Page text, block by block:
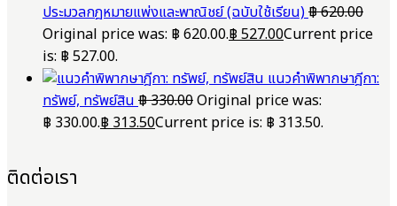
ประมวลกฎหมายแพ่งและพาณิชย์ (ฉบับใช้เรียน)฿620.00
Original price was: ฿ 620.00.฿ 527.00Current price
is: ฿ 527.00.
แนวคำพิพากษาฎีกา:
ทรัพย์, ทรัพย์สิน ฿330.00Original price was:
฿ 330.00.฿ 313.50Current price is: ฿ 313.50.
ติดต่อเรา